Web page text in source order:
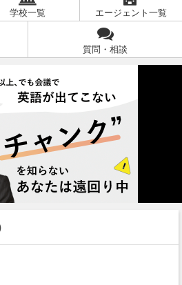
学校一覧 エージェント一覧
質問・相談